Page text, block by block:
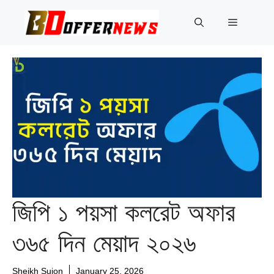
content
Menu
জিপি ১ পয়সা কলরেট অফার
৩৬৫ দিন মেয়াদ ২০২৬
Sheikh Sujon January 25, 2026